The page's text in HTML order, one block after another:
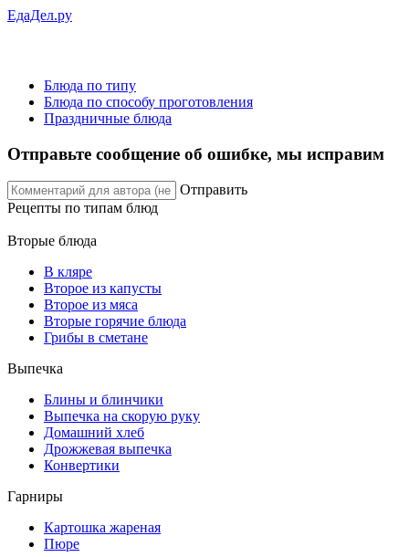
ЕдаДел.ру
Блюда по типу
Блюда по способу проготовления
Праздничные блюда
Отправьте сообщение об ошибке, мы исправим
Отправить
Рецепты по типам блюд
Вторые блюда
В кляре
Второе из капусты
Второе из мяса
Вторые горячие блюда
Грибы в сметане
Выпечка
Блины и блинчики
Выпечка на скорую руку
Домашний хлеб
Дрожжевая выпечка
Конвертики
Гарниры
Картошка жареная
Пюре